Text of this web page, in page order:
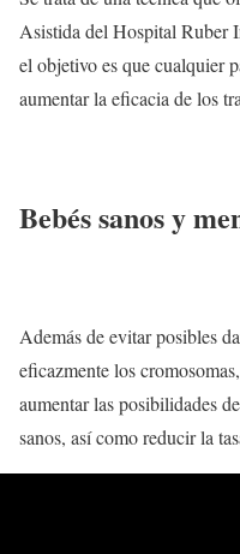
Asistida del Hospital Ruber
el objetivo es que cualquier
aumentar la eficacia de los
Bebés sanos y
Además de evitar posibles
eficazmente los
aumentar las posibilidades
sanos, así como reducir la